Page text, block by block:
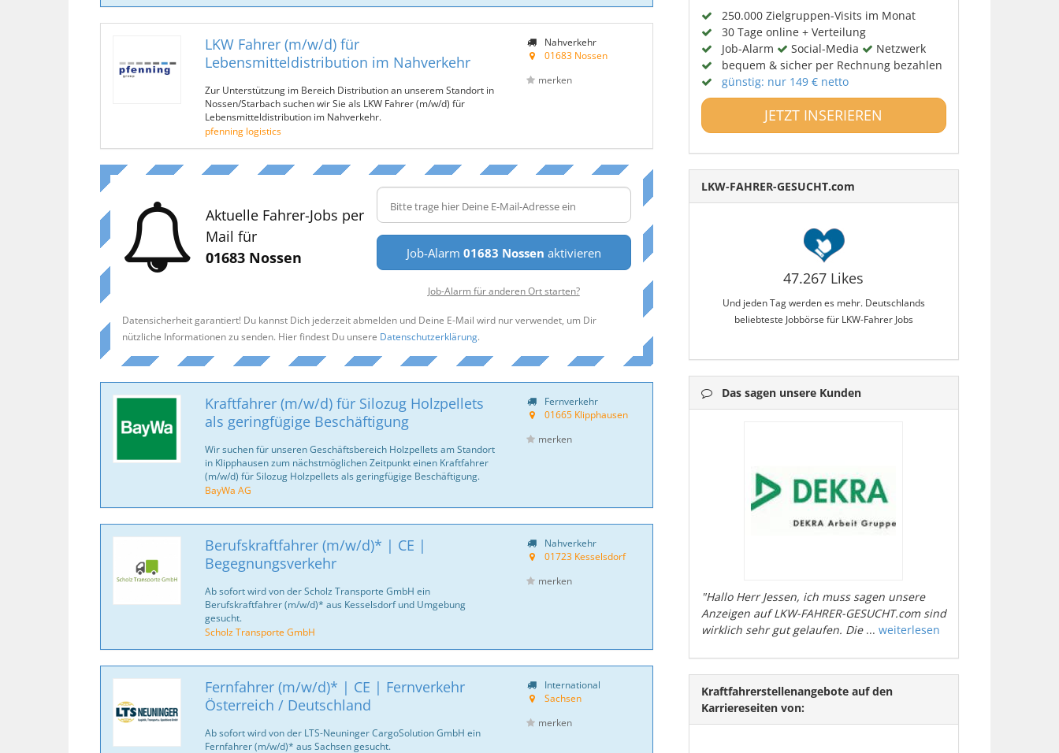
LKW Fahrer (m/w/d) für
Lebensmitteldistribution im Nahverkehr
Zur Unterstützung im Bereich Distribution an unserem Standort in
Nossen/Starbach suchen wir Sie als LKW Fahrer (m/w/d) für
Lebensmitteldistribution im Nahverkehr.
pfenning logistics
Nahverkehr
01683 Nossen
merken
Aktuelle Fahrer-Jobs per
Mail für
01683 Nossen
Job-Alarm 01683 Nossen aktivieren
Job-Alarm für anderen Ort starten?
Datensicherheit garantiert! Du kannst Dich jederzeit abmelden und Deine E-Mail wird nur verwendet, um Dir
nützliche Informationen zu senden. Hier findest Du unsere Datenschutzerklärung.
Kraftfahrer (m/w/d) für Silozug Holzpellets
als geringfügige Beschäftigung
Wir suchen für unseren Geschäftsbereich Holzpellets am Standort
in Klipphausen zum nächstmöglichen Zeitpunkt einen Kraftfahrer
(m/w/d) für Silozug Holzpellets als geringfügige Beschäftigung.
BayWa AG
Fernverkehr
01665 Klipphausen
merken
Berufskraftfahrer (m/w/d)* | CE |
Begegnungsverkehr
Ab sofort wird von der Scholz Transporte GmbH ein
Berufskraftfahrer (m/w/d)* aus Kesselsdorf und Umgebung
gesucht.
Scholz Transporte GmbH
Nahverkehr
01723 Kesselsdorf
merken
Fernfahrer (m/w/d)* | CE | Fernverkehr
Österreich / Deutschland
Ab sofort wird von der LTS-Neuninger CargoSolution GmbH ein
Fernfahrer (m/w/d)* aus Sachsen gesucht.
International
Sachsen
merken
250.000 Zielgruppen-Visits im Monat
30 Tage online + Verteilung
Job-Alarm
Social-Media
Netzwerk
bequem & sicher per Rechnung bezahlen
günstig: nur 149 € netto
JETZT INSERIEREN
LKW-FAHRER-GESUCHT.com
47.267 Likes
Und jeden Tag werden es mehr. Deutschlands
beliebteste Jobbörse für LKW-Fahrer Jobs
Das sagen unsere Kunden
"Hallo Herr Jessen, ich muss sagen unsere
Anzeigen auf LKW-FAHRER-GESUCHT.com sind
wirklich sehr gut gelaufen. Die... weiterlesen
Kraftfahrerstellenangebote auf den
Karriereseiten von: